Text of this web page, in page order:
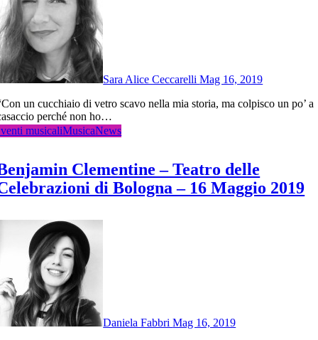
Sara Alice CeccarelliMag 16, 2019
nella mia storia, ma colpisco un po’ a
perché non ho…
musicaliMusicaNews
Clementine – Teatro delle
di Bologna – 16 Maggio 2019
Daniela FabbriMag 16, 2019